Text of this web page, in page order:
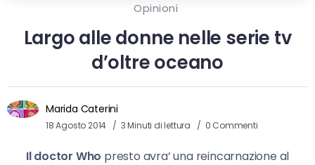
Opinioni
Largo alle donne nelle serie tv
d’oltre oceano
Marida Caterini
18 Agosto 2014 3 Minuti di lettura 0 Commenti
Il doctor Who presto avra’ una reincarnazione al